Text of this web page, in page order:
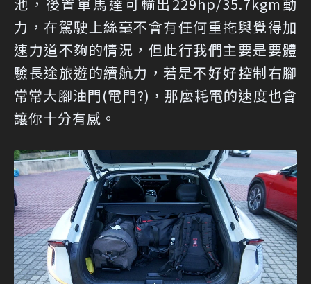
力，在駕駛上絲毫不會有任何重拖與覺得加
速力道不夠的情況，但此行我們主要是要體
驗長途旅遊的續航力，若是不好好控制右腳
常常大腳油門(電門?)，那麼耗電的速度也會
讓你十分有感。